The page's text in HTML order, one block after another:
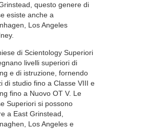
questo genere di
esiste anche a
Los Angeles
di Scientology Superiori
livelli superiori di
e di istruzione, fornendo
di studio fino a Classe VIII e
fino a Nuovo OT V. Le
Superiori si possono
a East Grinstead,
Los Angeles e